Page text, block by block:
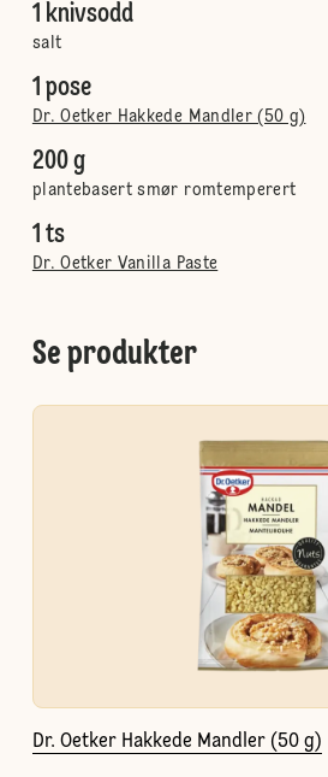
1 knivsodd
salt
1 pose
Dr. Oetker Hakkede Mandler (50 g)
200 g
plantebasert smør romtemperert
1 ts
Dr. Oetker Vanilla Paste
Se produkter
Dr. Oetker Hakkede Mandler (50 g)